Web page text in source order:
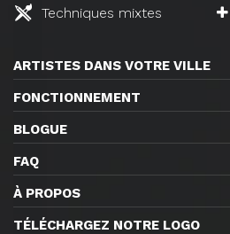
Techniques mixtes
ARTISTES DANS VOTRE VILLE
FONCTIONNEMENT
BLOGUE
FAQ
À PROPOS
TÉLÉCHARGEZ NOTRE LOGO